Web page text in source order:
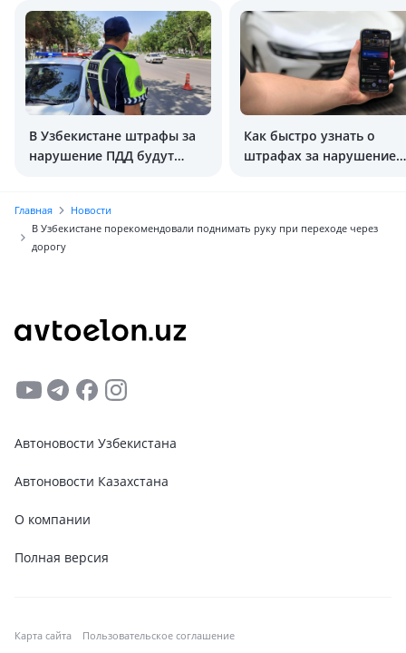
В Узбекистане штрафы за
нарушение ПДД будут
Как быстро узнать о
штрафах за нарушение
Главная
Новости
В Узбекистане порекомендовали поднимать руку при переходе через
дорогу
Автоновости Узбекистана
Автоновости Казахстана
О компании
Полная версия
Карта сайта Пользовательское соглашение